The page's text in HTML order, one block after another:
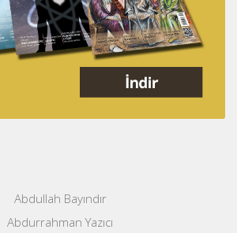
Abdullah Bayındır
Abdurrahman Yazıcı